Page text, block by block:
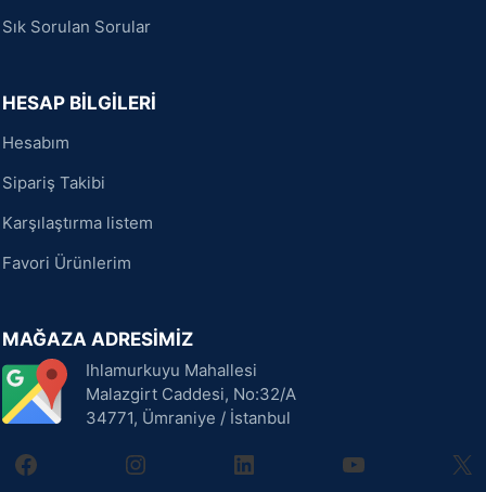
Sık Sorulan Sorular
HESAP BİLGİLERİ
Hesabım
Sipariş Takibi
Karşılaştırma listem
Favori Ürünlerim
MAĞAZA ADRESİMİZ
Ihlamurkuyu Mahallesi
Malazgirt Caddesi, No:32/A
34771, Ümraniye / İstanbul
facebookinstagramlinkedin youtube X